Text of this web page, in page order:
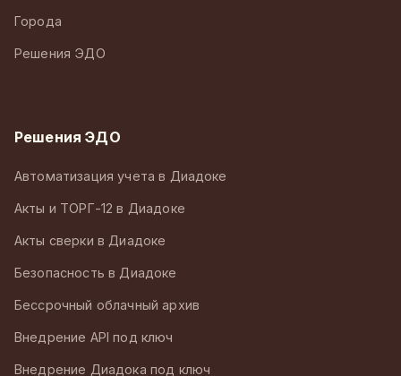
Города
Решения ЭДО
Решения ЭДО
Автоматизация учета в Диадоке
Акты и ТОРГ-12 в Диадоке
Акты сверки в Диадоке
Безопасность в Диадоке
Бессрочный облачный архив
Внедрение API под ключ
Внедрение Диадока под ключ